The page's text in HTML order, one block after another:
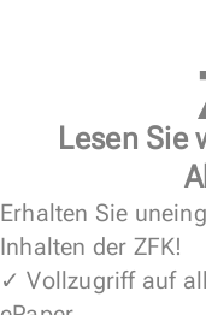
Lesen Sie
Erhalten Sie
Inhalten der ZFK!
✓ Vollzugriff auf